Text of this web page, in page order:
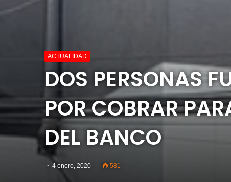
ACTUALIDAD
DOS PERSONAS
POR COBRAR
DEL BANCO
4 enero, 2020 581